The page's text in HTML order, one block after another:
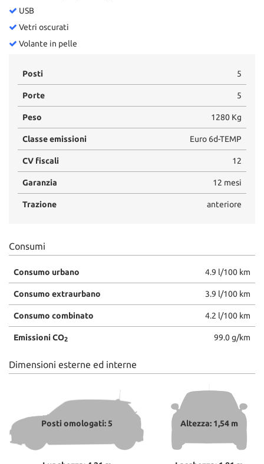
USB
Vetri oscurati
Volante in pelle
Posti 5
Porte 5
Peso 1280 Kg
Classe emissioni Euro 6d-TEMP
CV fiscali 12
Garanzia 12 mesi
Trazione anteriore
Consumi
Consumo urbano 4.9 l/100 km
Consumo extraurbano 3.9 l/100 km
Consumo combinato 4.2 l/100 km
Emissioni CO2 99.0 g/km
Dimensioni esterne ed interne
Posti omologati: 5 Altezza: 1,54 m